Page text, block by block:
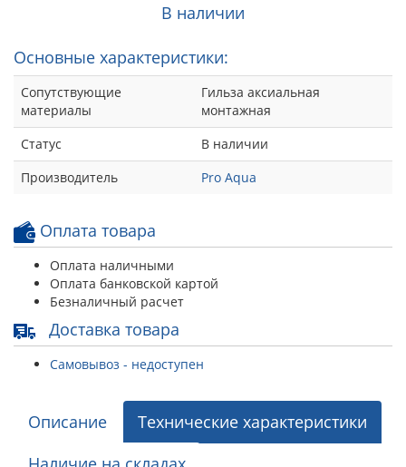
В наличии
Основные характеристики:
Сопутствующие
материалы
Гильза аксиальная
монтажная
Статус
В наличии
Производитель
Pro Aqua
Оплата товара
Оплата наличными
Оплата банковской картой
Безналичный расчет
Доставка товара
Самовывоз - недоступен
Описание
Технические характеристики